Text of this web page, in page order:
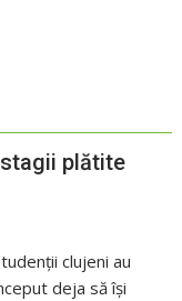
plătite
clujeni au
deja să îşi